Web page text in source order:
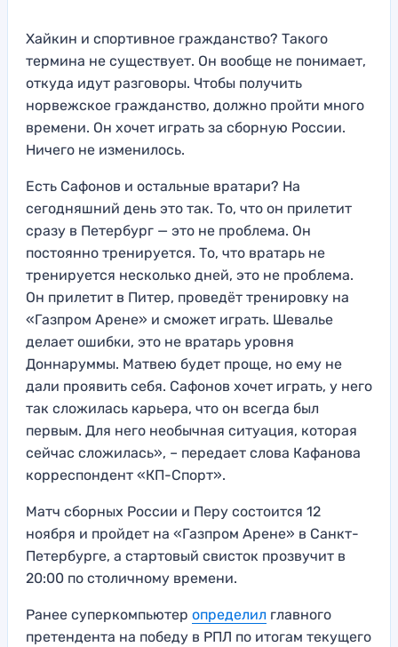
Хайкин и спортивное гражданство? Такого
термина не существует. Он вообще не понимает,
откуда идут разговоры. Чтобы получить
норвежское гражданство, должно пройти много
времени. Он хочет играть за сборную России.
Ничего не изменилось.
Есть Сафонов и остальные вратари? На
сегодняшний день это так. То, что он прилетит
сразу в Петербург — это не проблема. Он
постоянно тренируется. То, что вратарь не
тренируется несколько дней, это не проблема.
Он прилетит в Питер, проведёт тренировку на
«Газпром Арене» и сможет играть. Шевалье
делает ошибки, это не вратарь уровня
Доннаруммы. Матвею будет проще, но ему не
дали проявить себя. Сафонов хочет играть, у него
так сложилась карьера, что он всегда был
первым. Для него необычная ситуация, которая
сейчас сложилась», – передает слова Кафанова
корреспондент «КП-Спорт».
Матч сборных России и Перу состоится 12
ноября и пройдет на «Газпром Арене» в Санкт-
Петербурге, а стартовый свисток прозвучит в
20:00 по столичному времени.
Ранее суперкомпьютер определил главного
претендента на победу в РПЛ по итогам текущего